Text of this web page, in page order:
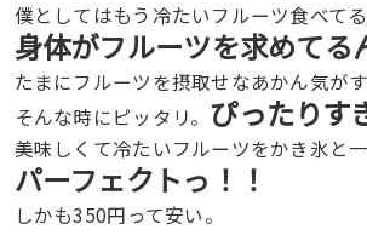
僕としてはもう冷たいフルーツ食べてる
身体がフルーツを求めてる
たまにフルーツを摂取せなあかん気が
そんな時にピッタリ。 ぴったりす
美味しくて冷たいフルーツをかき氷と
パーフェクトっ！！
しかも350円って安い。